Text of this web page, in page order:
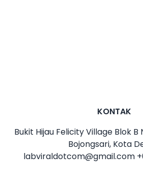
KONTAK
Bukit Hijau Felicity Village Blok B
Bojongsari, Kota
labviraldotcom@gmail.com